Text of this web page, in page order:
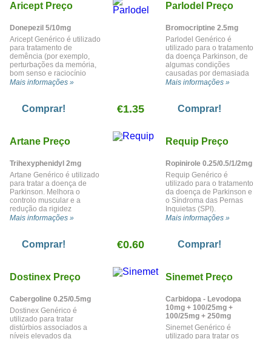
Aricept Preço
Donepezil 5/10mg
Aricept Genérico é utilizado
para tratamento de
demência (por exemplo,
perturbações da memória,
bom senso e raciocínio
abstracto; mudanças na
Alzheimer.
Mais informações »
Comprar!
Artane Preço
Trihexyphenidyl 2mg
Artane Genérico é utilizado
para tratar a doença de
Parkinson. Melhora o
controlo muscular e a
redução da rigidez
permitindo movimentos do
doença são reduzidos.
Mais informações »
Comprar!
Dostinex Preço
Cabergoline 0.25/0.5mg
Dostinex Genérico é
utilizado para tratar
distúrbios associados a
níveis elevados da
Parlodel Preço
Bromocriptine 2.5mg
Parlodel Genérico é
utilizado para o tratamento
da doença Parkinson, de
algumas condições
causadas por demasiada
prolactina no sangue (por
leite materno), alguns
problemas menstruais ou
(acromegalia).
Mais informações »
€1.35 Comprar!
Requip Preço
Ropinirole 0.25/0.5/1/2mg
Requip Genérico é
utilizado para o tratamento
da doença de Parkinson e
o Síndroma das Pernas
Inquietas (SPI).
Mais informações »
€0.60 Comprar!
Sinemet Preço
Carbidopa - Levodopa
10mg + 100/25mg +
100/25mg + 250mg
Sinemet Genérico é
utilizado para tratar os